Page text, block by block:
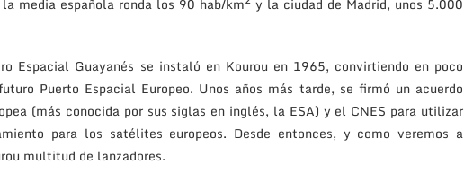
Espacial Guayanés se instaló en Kourou en 1965, convirtiendo en poco
Puerto Espacial Europeo. Unos años más tarde, se firmó un acuerdo
(más conocida por sus siglas en inglés, la ESA) y el CNES para utilizar
para los satélites europeos. Desde entonces, y como veremos a
multitud de lanzadores.